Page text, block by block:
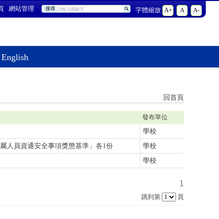
網站管理 搜尋 字體縮放 A+ A A-
English
回首頁
發布單位
學校
人員資通安全事項獎懲基準」各1份
學校
學校
1
跳到第 頁